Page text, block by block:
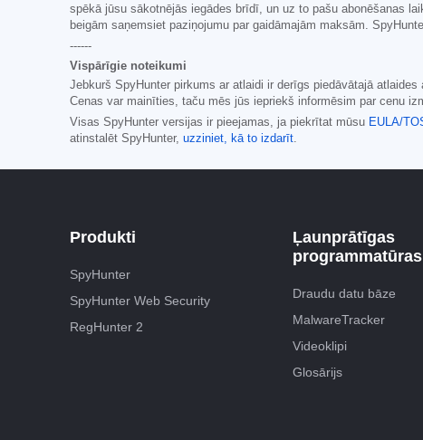
spēkā jūsu sākotnējās iegādes brīdī, un uz to pašu abonēšanas
beigām saņemsiet paziņojumu par gaidāmajām maksām.
------
Vispārīgie noteikumi
Jebkurš SpyHunter pirkums ar atlaidi ir derīgs piedāvātajā
Cenas var mainīties, taču mēs jūs iepriekš informēsim par cenu
Visas SpyHunter versijas ir pieejamas, ja piekrītat mūsu EULA/
atinstalēt SpyHunter, uzziniet, kā to izdarīt
Produkti
SpyHunter
SpyHunter Web Security
RegHunter 2
Ļaunprātīgas
Draudu datu bāze
MalwareTracker
Videoklipi
Glosārijs